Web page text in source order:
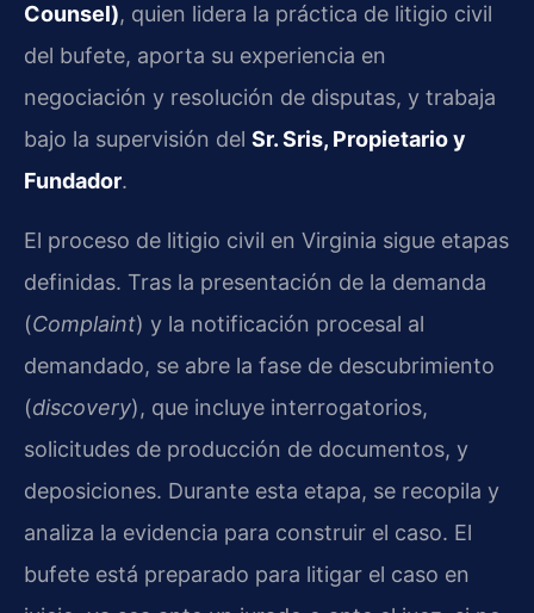
Counsel), quien lidera la práctica de litigio civil
del bufete, aporta su experiencia en
negociación y resolución de disputas, y trabaja
bajo la supervisión del Sr. Sris, Propietario y
Fundador.
El proceso de litigio civil en Virginia sigue etapas
definidas. Tras la presentación de la demanda
(Complaint) y la notificación procesal al
demandado, se abre la fase de descubrimiento
(discovery), que incluye interrogatorios,
solicitudes de producción de documentos, y
deposiciones. Durante esta etapa, se recopila y
analiza la evidencia para construir el caso. El
bufete está preparado para litigar el caso en